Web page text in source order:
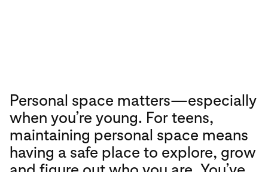
Personal space matters—especially
when you’re young. For teens,
maintaining personal space means
having a safe place to explore, grow